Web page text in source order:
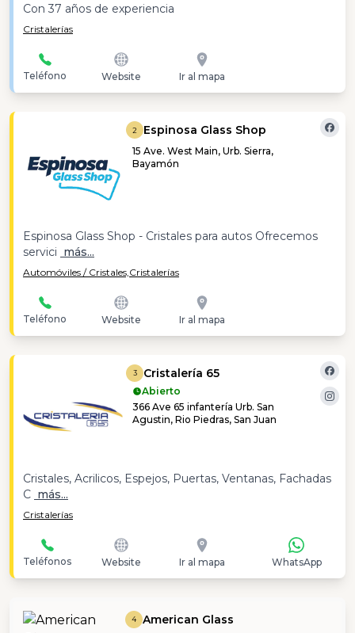
Con 37 años de experiencia
Cristalerías
Teléfono Website Ir al mapa
2 Espinosa Glass Shop
15 Ave. West Main, Urb. Sierra,
Bayamón
Espinosa Glass Shop - Cristales para autos Ofrecemos
servici más...
Automóviles / Cristales, Cristalerías
Teléfono Website Ir al mapa
3 Cristalería 65
Abierto
366 Ave 65 infantería Urb. San
Agustin, Rio Piedras, San Juan
Cristales, Acrilicos, Espejos, Puertas, Ventanas, Fachadas
C más...
Cristalerías
Teléfonos Website Ir al mapa WhatsApp
4 American Glass